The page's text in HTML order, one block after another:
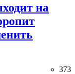
на
373